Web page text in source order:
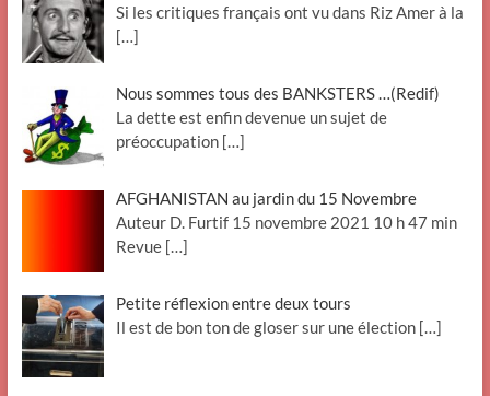
Si les critiques français ont vu dans Riz Amer à la
[…]
Nous sommes tous des BANKSTERS …(Redif)
La dette est enfin devenue un sujet de
préoccupation […]
AFGHANISTAN au jardin du 15 Novembre
Auteur D. Furtif 15 novembre 2021 10 h 47 min
Revue […]
Petite réflexion entre deux tours
Il est de bon ton de gloser sur une élection […]